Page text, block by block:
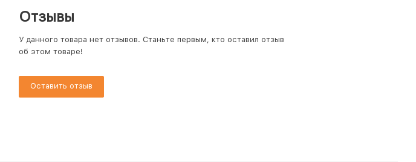
Отзывы
У данного товара нет отзывов. Станьте первым, кто оставил отзыв
об этом товаре!
Оставить отзыв